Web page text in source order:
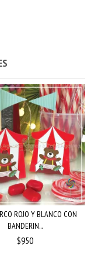
ROJO Y BLANCO CON
BANDERIN...
$950